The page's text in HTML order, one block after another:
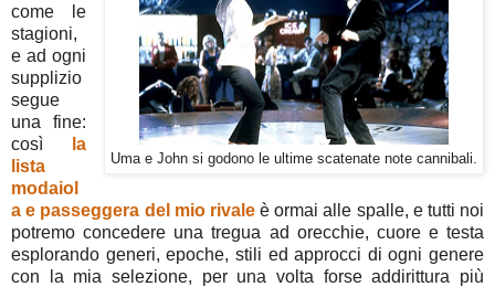
Uma e John si godono le ultime scatenate note cannibali.
come le
stagioni,
e ad ogni
supplizio
segue
una fine:
così
la
lista
modaiol
a e passeggera del mio rivaleè ormai alle spalle, e tutti noi
potremo concedere una tregua ad orecchie, cuore e testa
esplorando generi, epoche, stili ed approcci di ogni genere
con la mia selezione, per una volta forse addirittura più